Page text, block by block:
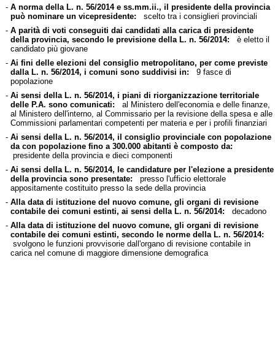
- A norma della L. n. 56/2014 e ss.mm.ii., il presidente della provincia
può nominare un vicepresidente: scelto tra i consiglieri provinciali
- A parità di voti conseguiti dai candidati alla carica di presidente
della provincia, secondo le previsione della L. n. 56/2014: è eletto il
candidato più giovane
- Ai fini delle elezioni del consiglio metropolitano, per come previste
dalla L. n. 56/2014, i comuni sono suddivisi in: 9 fasce di
popolazione
- Ai sensi della L. n. 56/2014, i piani di riorganizzazione territoriale
delle P.A. sono comunicati: al Ministero dell'economia e delle finanze,
al Ministero dell'interno, al Commissario per la revisione della spesa e alle
Commissioni parlamentari competenti per materia e per i profili finanziari
- Ai sensi della L. n. 56/2014, il consiglio provinciale con popolazione
da con popolazione fino a 300.000 abitanti è composto da:
presidente della provincia e dieci componenti
- Ai sensi della L. n. 56/2014, le candidature per l'elezione a presidente
della provincia sono presentate: presso l'ufficio elettorale
appositamente costituito presso la sede della provincia
- Alla data di istituzione del nuovo comune, gli organi di revisione
contabile dei comuni estinti, ai sensi della L. n. 56/2014: decadono
- Alla data di istituzione del nuovo comune, gli organi di revisione
contabile dei comuni estinti, secondo le norme della L. n. 56/2014:
svolgono le funzioni provvisorie dall'organo di revisione contabile in
carica nel comune di maggiore dimensione demografica